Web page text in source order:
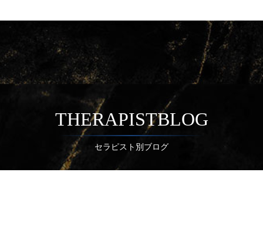
THERAPISTBLOG
セラピスト別ブログ